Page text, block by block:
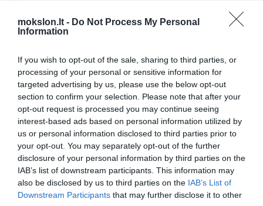
mokslon.lt - Do Not Process My Personal
Information
If you wish to opt-out of the sale, sharing to third parties, or
processing of your personal or sensitive information for
targeted advertising by us, please use the below opt-out
section to confirm your selection. Please note that after your
opt-out request is processed you may continue seeing
interest-based ads based on personal information utilized by
us or personal information disclosed to third parties prior to
your opt-out. You may separately opt-out of the further
disclosure of your personal information by third parties on the
IAB’s list of downstream participants. This information may
also be disclosed by us to third parties on the IAB’s List of
Downstream Participants that may further disclose it to other
Japonijos mokslininkai ruošiasi
apšaudyti asteroidą
Mokslininkai paaiškino kodėl kai
kurie žmonės gali labai greitai
sulieknėti
Astronomas mėgėjas pirmasis
pasaulyje pastebėjo supernovos
sprogimą
Kas atsitiks kai baigsis nafta
Ateities masažo krėslas, per
kelias minutes nusiunčia į transo